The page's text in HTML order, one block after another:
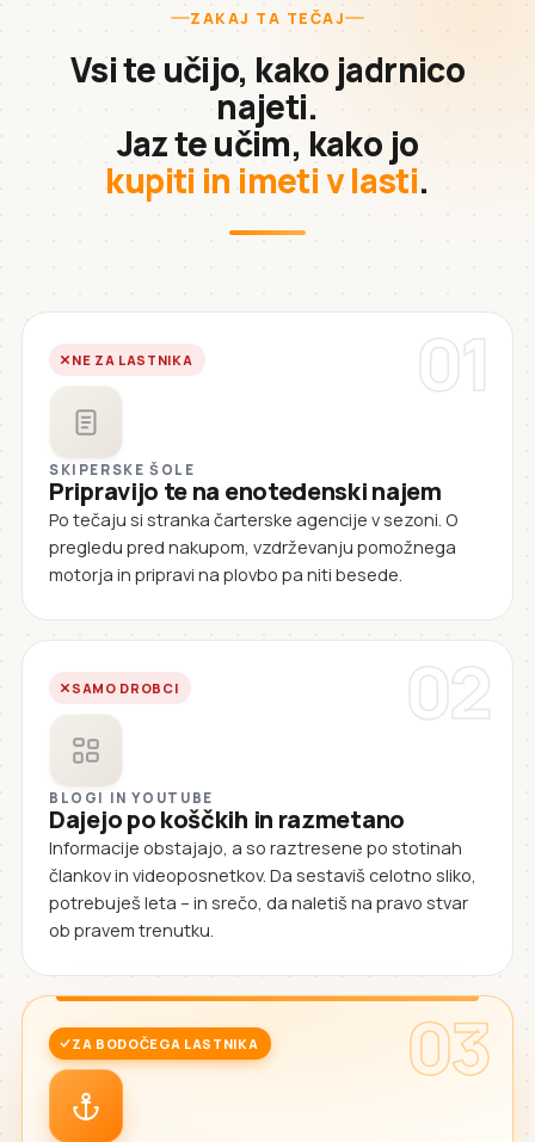
ZAKAJ TA TEČAJ
Vsi te učijo, kako jadrnico
najeti.
Jaz te učim, kako jo
kupiti in imeti v lasti.
01
NE ZA LASTNIKA
SKIPERSKE ŠOLE
Pripravijo te na enotedenski najem
Po tečaju si stranka čarterske agencije v sezoni. O
pregledu pred nakupom, vzdrževanju pomožnega
motorja in pripravi na plovbo pa niti besede.
02
SAMO DROBCI
BLOGI IN YOUTUBE
Dajejo po koščkih in razmetano
Informacije obstajajo, a so raztresene po stotinah
člankov in videoposnetkov. Da sestaviš celotno sliko,
potrebuješ leta – in srečo, da naletiš na pravo stvar
ob pravem trenutku.
03
ZA BODOČEGA LASTNIKA